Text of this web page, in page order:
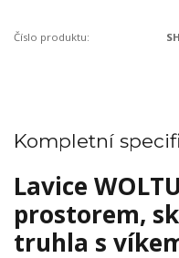
Číslo produktu:
Kompletní
Lavice
prostorem,
truhla s